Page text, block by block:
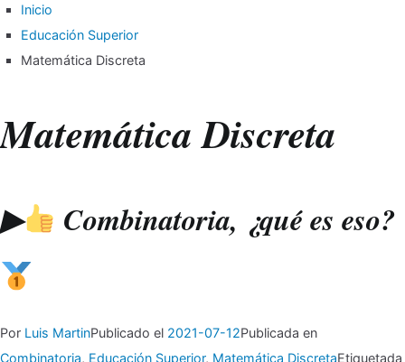
Inicio
Educación Superior
Matemática Discreta
Matemática Discreta
▶ Combinatoria, ¿qué es eso?
Por Luis MartinPublicado el 2021-07-12Publicada en
Combinatoria, Educación Superior, Matemática DiscretaEtiquetada